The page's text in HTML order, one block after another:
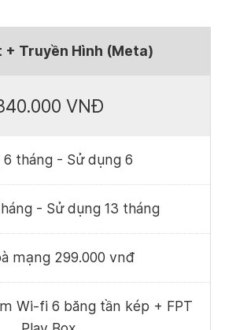
Truyền Hình (Meta)
VNĐ
tháng - Sử dụng 6
- Sử dụng 13 tháng
mạng 299.000 vnđ
Wi-fi 6 băng tần kép + FPT